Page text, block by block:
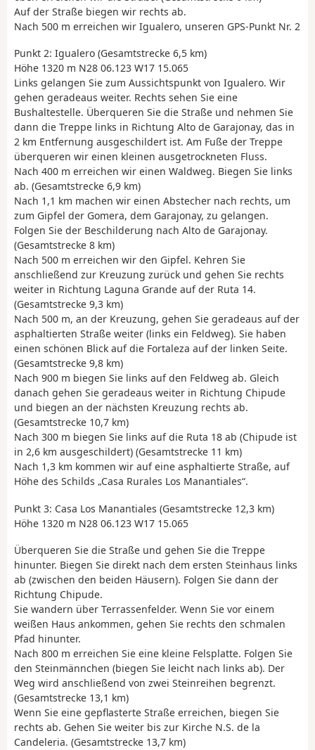
Auf der Straße biegen wir rechts ab.
Nach 500 m erreichen wir Igualero, unseren GPS-Punkt Nr. 2
Punkt 2: Igualero (Gesamtstrecke 6,5 km)
Höhe 1320 m N28 06.123 W17 15.065
Links gelangen Sie zum Aussichtspunkt von Igualero. Wir
gehen geradeaus weiter. Rechts sehen Sie eine
Bushaltestelle. Überqueren Sie die Straße und nehmen Sie
dann die Treppe links in Richtung Alto de Garajonay, das in
2 km Entfernung ausgeschildert ist. Am Fuße der Treppe
überqueren wir einen kleinen ausgetrockneten Fluss.
Nach 400 m erreichen wir einen Waldweg. Biegen Sie links
ab. (Gesamtstrecke 6,9 km)
Nach 1,1 km machen wir einen Abstecher nach rechts, um
zum Gipfel der Gomera, dem Garajonay, zu gelangen.
Folgen Sie der Beschilderung nach Alto de Garajonay.
(Gesamtstrecke 8 km)
Nach 500 m erreichen wir den Gipfel. Kehren Sie
anschließend zur Kreuzung zurück und gehen Sie rechts
weiter in Richtung Laguna Grande auf der Ruta 14.
(Gesamtstrecke 9,3 km)
Nach 500 m, an der Kreuzung, gehen Sie geradeaus auf der
asphaltierten Straße weiter (links ein Feldweg). Sie haben
einen schönen Blick auf die Fortaleza auf der linken Seite.
(Gesamtstrecke 9,8 km)
Nach 900 m biegen Sie links auf den Feldweg ab. Gleich
danach gehen Sie geradeaus weiter in Richtung Chipude
und biegen an der nächsten Kreuzung rechts ab.
(Gesamtstrecke 10,7 km)
Nach 300 m biegen Sie links auf die Ruta 18 ab (Chipude ist
in 2,6 km ausgeschildert) (Gesamtstrecke 11 km)
Nach 1,3 km kommen wir auf eine asphaltierte Straße, auf
Höhe des Schilds „Casa Rurales Los Manantiales“.
Punkt 3: Casa Los Manantiales (Gesamtstrecke 12,3 km)
Höhe 1320 m N28 06.123 W17 15.065
Überqueren Sie die Straße und gehen Sie die Treppe
hinunter. Biegen Sie direkt nach dem ersten Steinhaus links
ab (zwischen den beiden Häusern). Folgen Sie dann der
Richtung Chipude.
Sie wandern über Terrassenfelder. Wenn Sie vor einem
weißen Haus ankommen, gehen Sie rechts den schmalen
Pfad hinunter.
Nach 800 m erreichen Sie eine kleine Felsplatte. Folgen Sie
den Steinmännchen (biegen Sie leicht nach links ab). Der
Weg wird anschließend von zwei Steinreihen begrenzt.
(Gesamtstrecke 13,1 km)
Wenn Sie eine gepflasterte Straße erreichen, biegen Sie
rechts ab. Gehen Sie weiter bis zur Kirche N.S. de la
Candeleria. (Gesamtstrecke 13,7 km)